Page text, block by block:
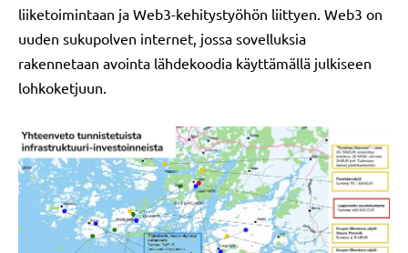
liiketoimintaan ja Web3-kehitystyöhön liittyen. Web3 on
uuden sukupolven internet, jossa sovelluksia
rakennetaan avointa lähdekoodia käyttämällä julkiseen
lohkoketjuun.